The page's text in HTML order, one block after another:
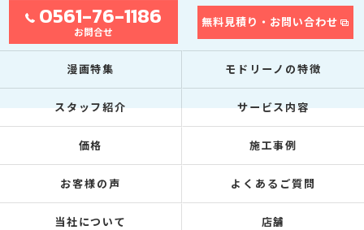
0561-76-1186
お問合せ
無料見積り・お問い合わせ
漫画特集 モドリーノの特徴
スタッフ紹介 サービス内容
価格 施工事例
お客様の声 よくあるご質問
当社について 店舗